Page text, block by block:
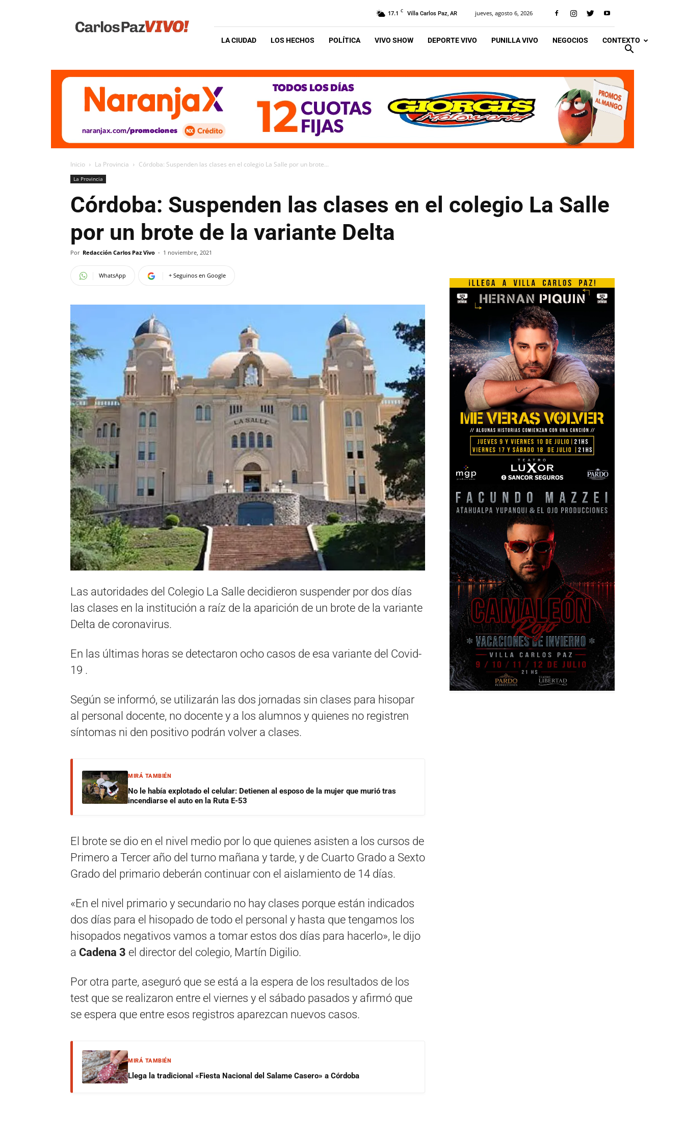
Vivo
17.1 C Villa Carlos Paz, AR jueves, agosto 6, 2026
LA CIUDAD LOS HECHOS POLÍTICA VIVO SHOW DEPORTE VIVO PUNILLA VIVO NEGOCIOS CONTEXTO
Inicio La Provincia Córdoba: Suspenden las clases en el colegio La Salle por un brote...
La Provincia
Córdoba: Suspenden las clases en el colegio La Salle
por un brote de la variante Delta
Por Redacción Carlos Paz Vivo - 1 noviembre, 2021
WhatsApp + Seguinos en Google
Las autoridades del Colegio La Salle decidieron suspender por dos días
las clases en la institución a raíz de la aparición de un brote de la variante
Delta de coronavirus.
En las últimas horas se detectaron ocho casos de esa variante del Covid-
19 .
Según se informó, se utilizarán las dos jornadas sin clases para hisopar
al personal docente, no docente y a los alumnos y quienes no registren
síntomas ni den positivo podrán volver a clases.
MIRÁ TAMBIÉN
No le había explotado el celular: Detienen al esposo de la mujer que murió tras
incendiarse el auto en la Ruta E-53
El brote se dio en el nivel medio por lo que quienes asisten a los cursos de
Primero a Tercer año del turno mañana y tarde, y de Cuarto Grado a Sexto
Grado del primario deberán continuar con el aislamiento de 14 días.
«En el nivel primario y secundario no hay clases porque están indicados
dos días para el hisopado de todo el personal y hasta que tengamos los
hisopados negativos vamos a tomar estos dos días para hacerlo», le dijo
a Cadena 3 el director del colegio, Martín Digilio.
Por otra parte, aseguró que se está a la espera de los resultados de los
test que se realizaron entre el viernes y el sábado pasados y afirmó que
se espera que entre esos registros aparezcan nuevos casos.
MIRÁ TAMBIÉN
Llega la tradicional «Fiesta Nacional del Salame Casero» a Córdoba